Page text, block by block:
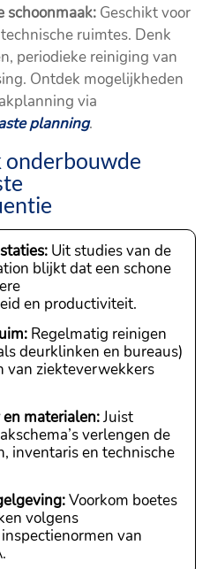
schoonmaak: Geschikt voor
ruimtes. Denk
periodieke reiniging van
Ontdek mogelijkheden
via
planning.
Uit studies van de
blijkt dat een schone
en productiviteit.
Regelmatig reinigen
deurklinken en bureaus)
van ziekteverwekkers
materialen:Juist
verlengen de
inventaris en technische
Voorkom boetes
volgens
van